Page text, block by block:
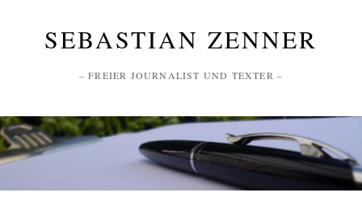
SEBASTIAN ZENNER
– FREIER JOURNALIST UND TEXTER –